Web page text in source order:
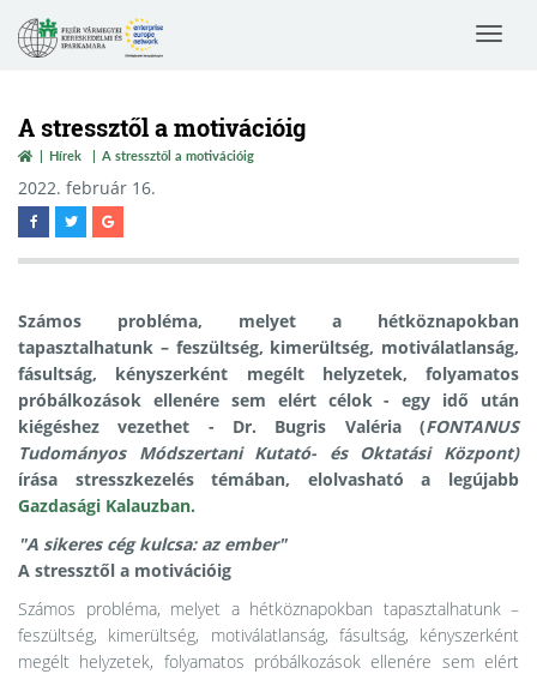
Toggle
A stressztől a motivációig
Hírek A stressztől a motivációig
2022. február 16.
Számos probléma, melyet a hétköznapokban
tapasztalhatunk – feszültség, kimerültség, motiválatlanság,
fásultság, kényszerként megélt helyzetek, folyamatos
próbálkozások ellenére sem elért célok - egy idő után
kiégéshez vezethet - Dr. Bugris Valéria (FONTANUS
Tudományos Módszertani Kutató- és Oktatási Központ)
írása stresszkezelés témában, elolvasható a legújabb
Gazdasági Kalauzban.
"A sikeres cég kulcsa: az ember"
A stressztől a motivációig
Számos probléma, melyet a hétköznapokban tapasztalhatunk –
feszültség, kimerültség, motiválatlanság, fásultság, kényszerként
megélt helyzetek, folyamatos próbálkozások ellenére sem elért